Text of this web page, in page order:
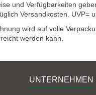
und Verfügbarkeiten
Versandkosten. UVP=
wird auf volle
werden kann.
UNTERNEHMEN